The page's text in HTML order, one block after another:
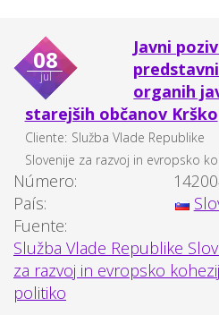
08
jul
Javni
organih
starejših občanov Krško
Cliente: Služba Vlade Republike
Slovenije za razvoj in evropsko
Número:
País:
Fuente:
Služba Vlade Republike
za razvoj in evropsko
politiko